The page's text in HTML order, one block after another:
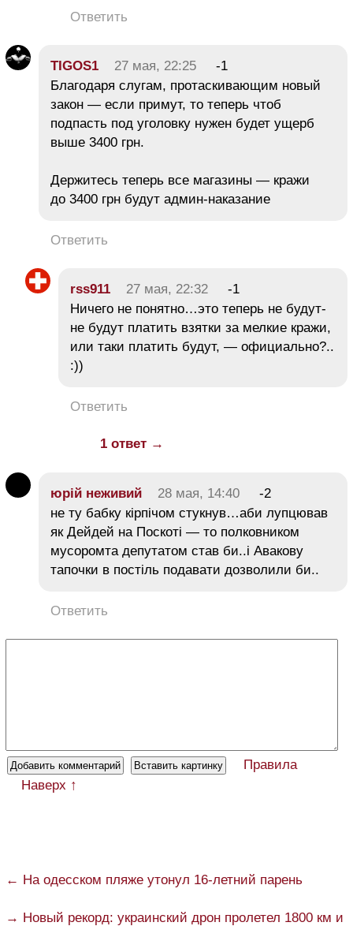
Ответить
TIGOS1 27 мая, 22:25
-1
Благодаря слугам, протаскивающим новый
закон — если примут, то теперь чтоб
подпасть под уголовку нужен будет ущерб
выше 3400 грн.
Держитесь теперь все магазины — кражи
до 3400 грн будут админ-наказание
Ответить
rss911 27 мая, 22:32
-1
Ничего не понятно…это теперь не будут-
не будут платить взятки за мелкие кражи,
или таки платить будут, — официально?..
:))
Ответить
1 ответ →
юрій неживий 28 мая, 14:40
-2
не ту бабку кірпічом стукнув…аби лупцював
як Дейдей на Поскоті — то полковником
мусоромта депутатом став би..і Авакову
тапочки в постіль подавати дозволили би..
Ответить
Правила
Наверх ↑
← На одесском пляже утонул 16-летний парень
→ Новый рекорд: украинский дрон пролетел 1800 км и